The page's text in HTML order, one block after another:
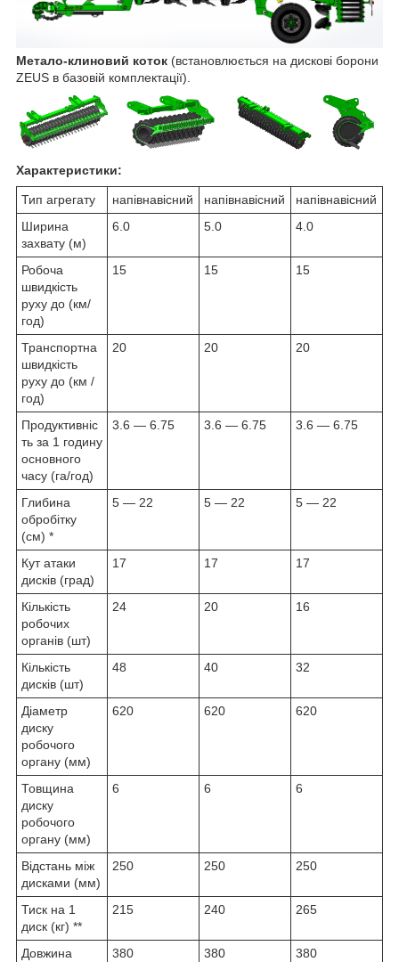
Метало-клиновий коток (встановлюється на дискові борони
ZEUS в базовій комплектації).
Характеристики:
Тип агрегату напівнавісний напівнавісний
напівнавісний
Ширина
захвату (м)
6.0 5.0 4.0
Робоча
швидкість
руху до (км/
год)
15 15 15
Транспортна
швидкість
руху до (км /
год)
20 20 20
Продуктивніс
ть за 1 годину
основного
часу (га/год)
3.6 — 6.75 3.6 — 6.75 3.6 — 6.75
Глибина
обробітку
(см) *
5 — 22 5 — 22 5 — 22
Кут атаки
дисків (град)
17 17 17
Кількість
робочих
органів (шт)
24 20 16
Кількість
дисків (шт)
48 40 32
Діаметр
диску
робочого
органу (мм)
620 620 620
Товщина
диску
робочого
органу (мм)
6 6 6
Відстань між
дисками (мм)
250 250 250
Тиск на 1
диск (кг) **
215 240 265
Довжина
380 380 380